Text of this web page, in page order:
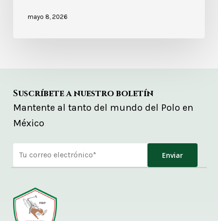
mayo 8, 2026
Suscríbete a nuestro boletín
Mantente al tanto del mundo del Polo en
México